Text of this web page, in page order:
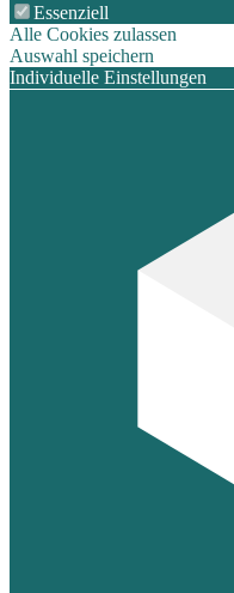
Essenziell
Alle Cookies zulassen
Auswahl speichern
Individuelle Einstellungen